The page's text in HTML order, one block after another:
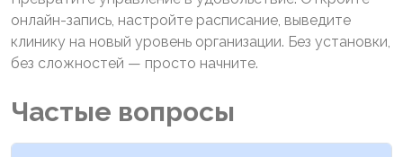
онлайн-запись, настройте расписание, выведите
клинику на новый уровень организации. Без установки,
без сложностей — просто начните.
Частые вопросы